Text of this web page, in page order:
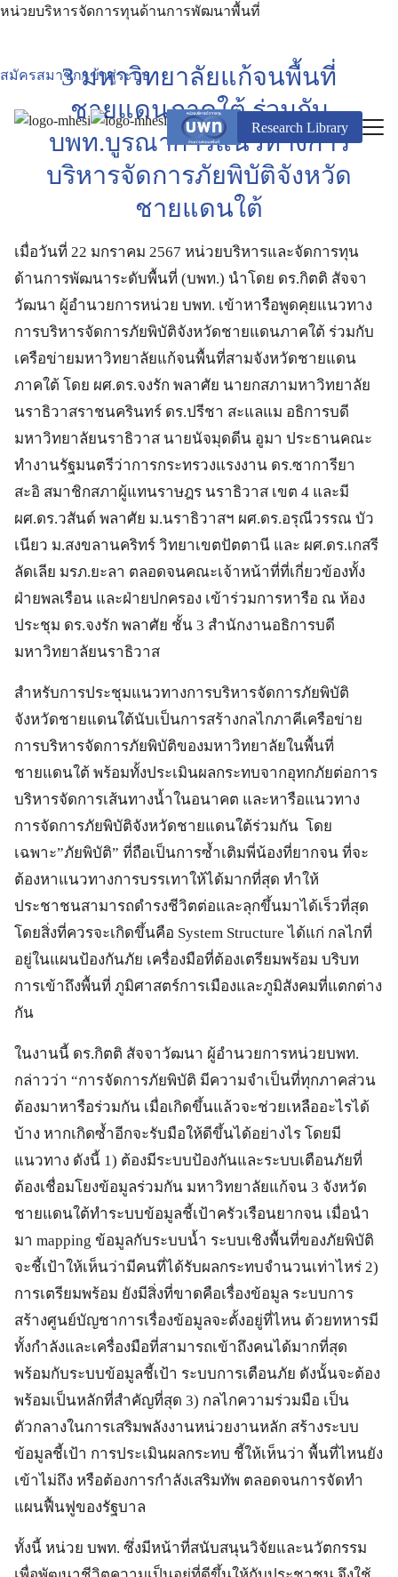
หน่วยบริหารจัดการทุนด้านการพัฒนาพื้นที่
สมัครสมาชิก/เข้าสู่ระบบ
Research Library
3 มหาวิทยาลัยแก้จนพื้นที่
ชายแดนภาคใต้ ร่วมกับ
บพท.บูรณาการแนวทางการ
บริหารจัดการภัยพิบัติจังหวัด
ชายแดนใต้
เมื่อวันที่ 22 มกราคม 2567 หน่วยบริหารและจัดการทุน
ด้านการพัฒนาระดับพื้นที่ (บพท.) นำโดย ดร.กิตติ สัจจา
วัฒนา ผู้อำนวยการหน่วย บพท. เข้าหารือพูดคุยแนวทาง
การบริหารจัดการภัยพิบัติจังหวัดชายแดนภาคใต้ ร่วมกับ
เครือข่ายมหาวิทยาลัยแก้จนพื้นที่สามจังหวัดชายแดน
ภาคใต้ โดย ผศ.ดร.จงรัก พลาศัย นายกสภามหาวิทยาลัย
นราธิวาสราชนครินทร์ ดร.ปรีชา สะแลแม อธิการบดี
มหาวิทยาลัยนราธิวาส นายนัจมุดดีน อูมา ประธานคณะ
ทำงานรัฐมนตรีว่าการกระทรวงแรงงาน ดร.ซาการียา
สะอิ สมาชิกสภาผู้แทนราษฎร นราธิวาส เขต 4 และมี
ผศ.ดร.วสันต์ พลาศัย ม.นราธิวาสฯ ผศ.ดร.อรุณีวรรณ บัว
เนียว ม.สงขลานคริทร์ วิทยาเขตปัตตานี และ ผศ.ดร.เกสรี
ลัดเลีย มรภ.ยะลา ตลอดจนคณะเจ้าหน้าที่ที่เกี่ยวข้องทั้ง
ฝ่ายพลเรือน และฝ่ายปกครอง เข้าร่วมการหารือ ณ ห้อง
ประชุม ดร.จงรัก พลาศัย ชั้น 3 สำนักงานอธิการบดี
มหาวิทยาลัยนราธิวาส
สำหรับการประชุมแนวทางการบริหารจัดการภัยพิบัติ
จังหวัดชายแดนใต้นับเป็นการสร้างกลไกภาคีเครือข่าย
การบริหารจัดการภัยพิบัติของมหาวิทยาลัยในพื้นที่
ชายแดนใต้ พร้อมทั้งประเมินผลกระทบจากอุทกภัยต่อการ
บริหารจัดการเส้นทางน้ำในอนาคต และหารือแนวทาง
การจัดการภัยพิบัติจังหวัดชายแดนใต้ร่วมกัน โดย
เฉพาะ”ภัยพิบัติ” ที่ถือเป็นการซ้ำเติมพี่น้องที่ยากจน ที่จะ
ต้องหาแนวทางการบรรเทาให้ได้มากที่สุด ทำให้
ประชาชนสามารถดำรงชีวิตต่อและลุกขึ้นมาได้เร็วที่สุด
โดยสิ่งที่ควรจะเกิดขึ้นคือ System Structure ได้แก่ กลไกที่
อยู่ในแผนป้องกันภัย เครื่องมือที่ต้องเตรียมพร้อม บริบท
การเข้าถึงพื้นที่ ภูมิศาสตร์การเมืองและภูมิสังคมที่แตกต่าง
กัน
ในงานนี้ ดร.กิตติ สัจจาวัฒนา ผู้อำนวยการหน่วยบพท.
กล่าวว่า “การจัดการภัยพิบัติ มีความจำเป็นที่ทุกภาคส่วน
ต้องมาหารือร่วมกัน เมื่อเกิดขึ้นแล้วจะช่วยเหลืออะไรได้
บ้าง หากเกิดซ้ำอีกจะรับมือให้ดีขึ้นได้อย่างไร โดยมี
แนวทาง ดังนี้ 1) ต้องมีระบบป้องกันและระบบเตือนภัยที่
ต้องเชื่อมโยงข้อมูลร่วมกัน มหาวิทยาลัยแก้จน 3 จังหวัด
ชายแดนใต้ทำระบบข้อมูลชี้เป้าครัวเรือนยากจน เมื่อนำ
มา mapping ข้อมูลกับระบบน้ำ ระบบเชิงพื้นที่ของภัยพิบัติ
จะชี้เป้าให้เห็นว่ามีคนที่ได้รับผลกระทบจำนวนเท่าไหร่ 2)
การเตรียมพร้อม ยังมีสิ่งที่ขาดคือเรื่องข้อมูล ระบบการ
สร้างศูนย์บัญชาการเรื่องข้อมูลจะตั้งอยู่ที่ไหน ด้วยทหารมี
ทั้งกำลังและเครื่องมือที่สามารถเข้าถึงคนได้มากที่สุด
พร้อมกับระบบข้อมูลชี้เป้า ระบบการเตือนภัย ดังนั้นจะต้อง
พร้อมเป็นหลักที่สำคัญที่สุด 3) กลไกความร่วมมือ เป็น
ตัวกลางในการเสริมพลังงานหน่วยงานหลัก สร้างระบบ
ข้อมูลชี้เป้า การประเมินผลกระทบ ชี้ให้เห็นว่า พื้นที่ไหนยัง
เข้าไม่ถึง หรือต้องการกำลังเสริมทัพ ตลอดจนการจัดทำ
แผนฟื้นฟูของรัฐบาล
ทั้งนี้ หน่วย บพท. ซึ่งมีหน้าที่สนับสนุนวิจัยและนวัตกรรม